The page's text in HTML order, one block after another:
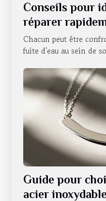
Conseils pour
réparer
d'eau
Chacun peut être
fuite d'eau au sein de
Guide pour
acier